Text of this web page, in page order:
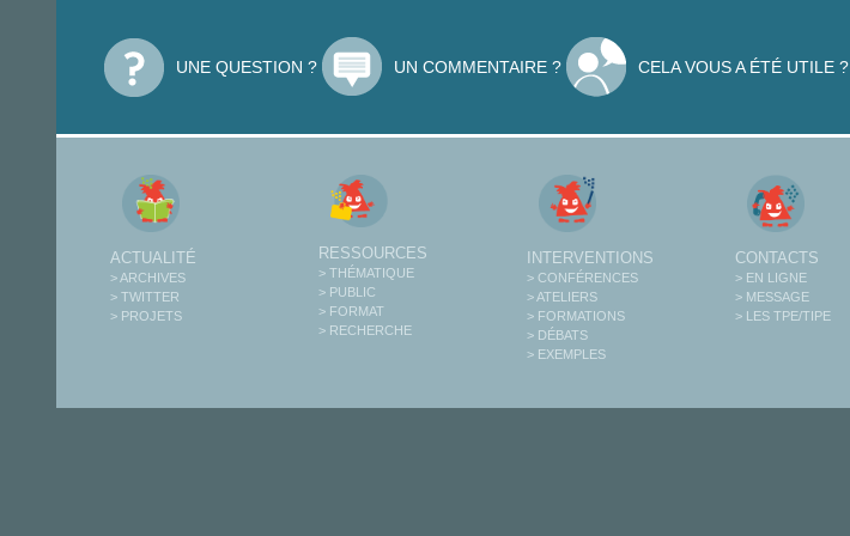
UNE QUESTION ? UN COMMENTAIRE ? CELA VOUS A ÉTÉ UTILE ?
ACTUALITÉ
> ARCHIVES
> TWITTER
> PROJETS
RESSOURCES
> THÉMATIQUE
> PUBLIC
> FORMAT
> RECHERCHE
INTERVENTIONS
> CONFÉRENCES
> ATELIERS
> FORMATIONS
> DÉBATS
> EXEMPLES
CONTACTS
> EN LIGNE
> MESSAGE
> LES TPE/TIPE